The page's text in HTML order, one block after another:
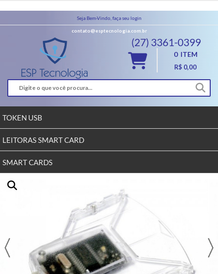
Seja Bem-Vindo, faça seu login
contato@esptecnologia.com.br
(27) 3361-0399
0 ITEM
R$ 0,00
TOKEN USB
LEITORAS SMART CARD
SMART CARDS